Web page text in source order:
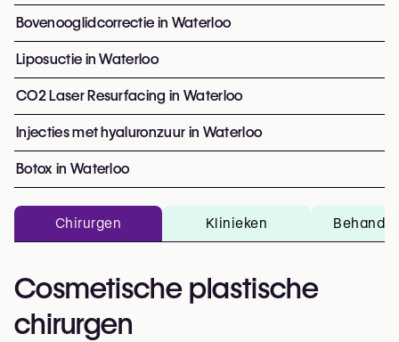
Bovenooglidcorrectie in Waterloo
Liposuctie in Waterloo
CO2 Laser Resurfacing in Waterloo
Injecties met hyaluronzuur in Waterloo
Botox in Waterloo
Chirurgen Klinieken
Cosmetische plastische
chirurgen